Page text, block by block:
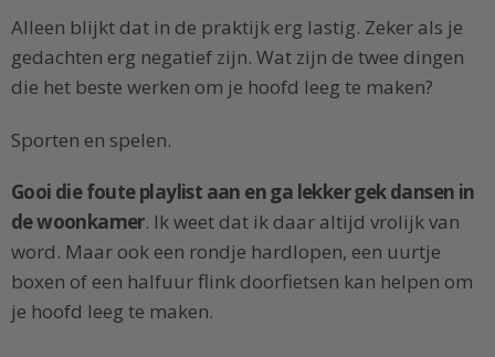
Alleen blijkt dat in de praktijk erg lastig. Zeker als je
gedachten erg negatief zijn. Wat zijn de twee dingen
die het beste werken om je hoofd leeg te maken?
Sporten en spelen.
Gooi die foute playlist aan en ga lekker gek dansen in
de woonkamer. Ik weet dat ik daar altijd vrolijk van
word. Maar ook een rondje hardlopen, een uurtje
boxen of een halfuur flink doorfietsen kan helpen om
je hoofd leeg te maken.